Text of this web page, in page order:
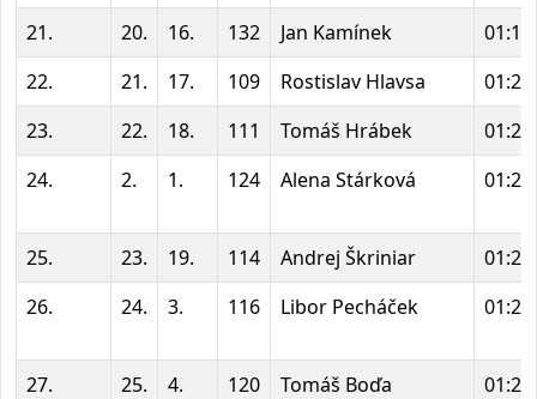
21.
20. 16. 132 Jan Kamínek
22.
21. 17. 109 Rostislav Hlavsa
23.
22. 18. 111 Tomáš Hrábek
24.
2. 1. 124 Alena Stárková
25. 23. 19. 114 Andrej Škriniar
26.
24. 3. 116 Libor Pecháček
27. 25. 4. 120 Tomáš Boďa